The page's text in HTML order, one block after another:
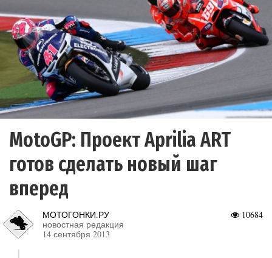
MotoGP: Проект Aprilia ART
готов сделать новый шаг
вперед
10684
МОТОГОНКИ.РУ
новостная редакция
14 сентября 2013